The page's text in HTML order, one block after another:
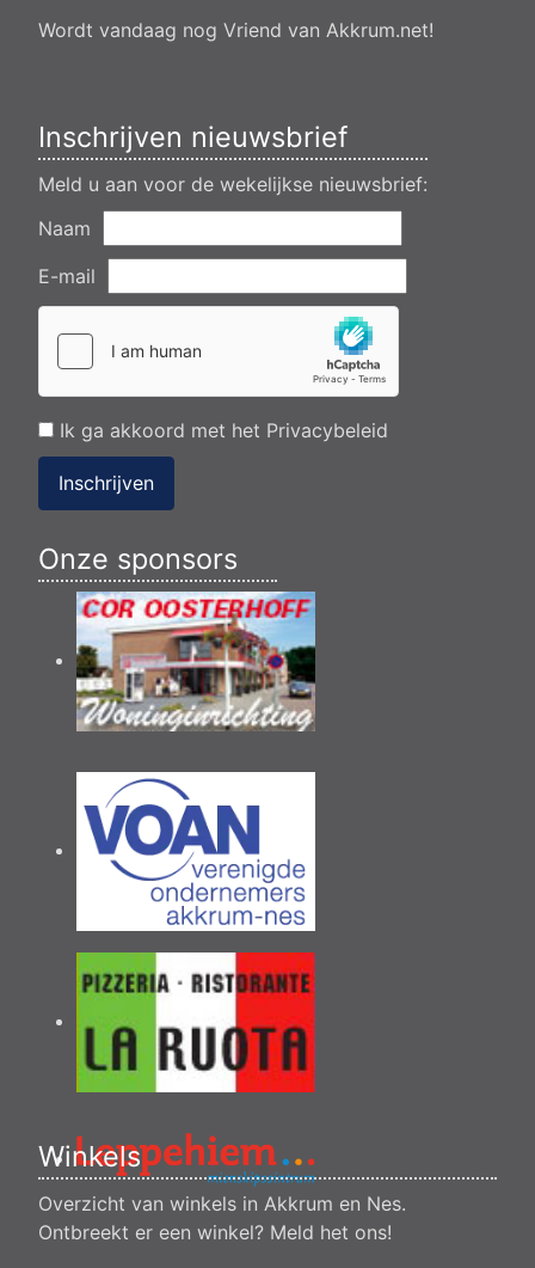
van een transformatorstation project nulelie Akkrum nabij de
Wordt vandaag nog Vriend van Akkrum.net!
Inschrijven nieuwsbrief
Meld u aan voor de wekelijkse nieuwsbrief:
Naam
E-mail
Ik ga akkoord met het Privacybeleid
Inschrijven
Onze sponsors
Winkels
Overzicht van winkels in Akkrum en Nes.
Ontbreekt er een winkel? Meld het ons!